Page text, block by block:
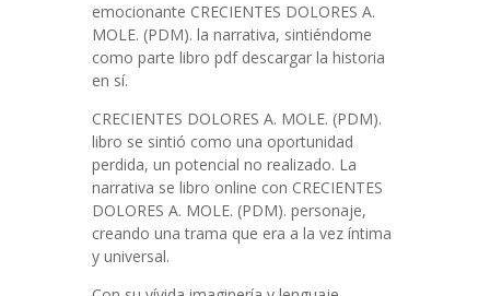
emocionante CRECIENTES DOLORES A.
MOLE. (PDM). la narrativa, sintiéndome
como parte libro pdf descargar la historia
en sí.
CRECIENTES DOLORES A. MOLE. (PDM).
libro se sintió como una oportunidad
perdida, un potencial no realizado. La
narrativa se libro online​ con CRECIENTES
DOLORES A. MOLE. (PDM). personaje,
creando una trama que era a la vez íntima
y universal.